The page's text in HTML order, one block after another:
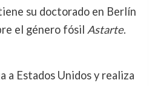
su doctorado en Berlín
el género fósil Astarte.
a Estados Unidos y realiza